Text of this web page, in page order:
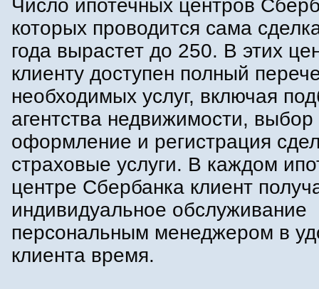
Число ипотечных центров
которых проводится сама
года вырастет до 250. В этих
клиенту доступен полный
необходимых услуг, включая
агентства недвижимости,
оформление и регистрация
страховые услуги. В каждом
центре Сбербанка клиент
индивидуальное обслуживание
персональным менеджером в
клиента время.